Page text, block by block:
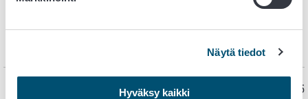
Näytä tiedot
Hyväksy kaikki
Karanteenitilan hakemus (English, doc),tuonnin
Sivu on viimeksi päivitetty 7.3.2025